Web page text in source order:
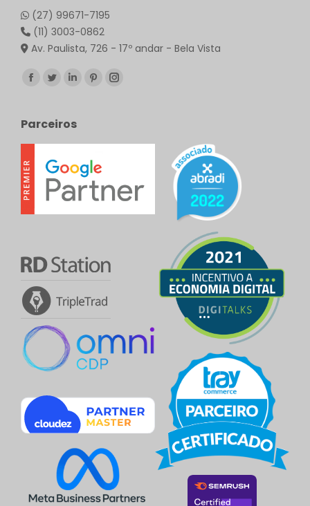
(27) 99671-7195
(11) 3003-0862
Av. Paulista, 726 - 17º andar - Bela Vista
Encontre-nos em:
Facebook
opens
new
window
Twitter
opens
new
window
Linkedin
opens
new
window
Pinterest
new
window
Instagram
Parceiros